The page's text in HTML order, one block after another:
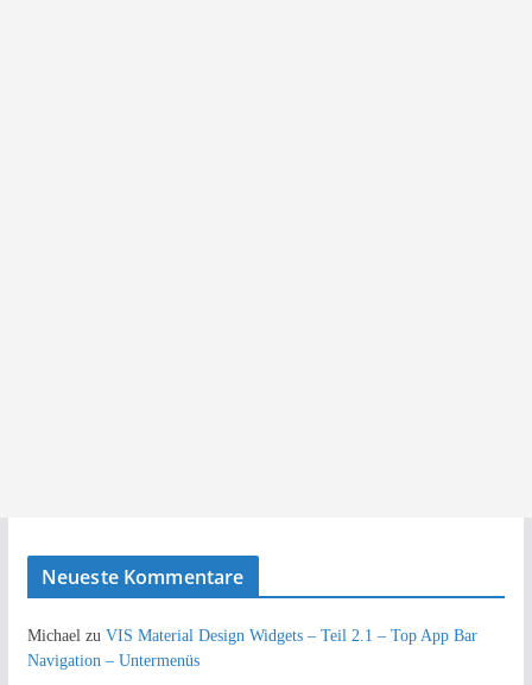
Neueste Kommentare
Michaelzu VIS Material Design Widgets – Teil 2.1 – Top App Bar
Navigation – Untermenüs